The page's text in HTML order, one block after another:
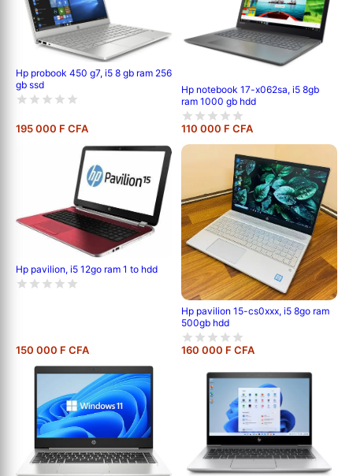
Hp probook 450 g7, i5 8 gb ram 256
gb ssd
195 000 F CFA
Hp notebook 17-x062sa, i5 8gb
ram 1000 gb hdd
110 000 F CFA
Hp pavilion, i5 12go ram 1 to hdd
150 000 F CFA
Hp pavilion 15-cs0xxx, i5 8go ram
500gb hdd
160 000 F CFA